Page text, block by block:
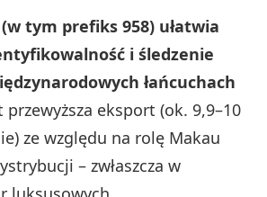
tym prefiks 958) ułatwia
i śledzenie
łańcuchach
eksport (ok. 9,9–10
ze względu na rolę Makau
– zwłaszcza w